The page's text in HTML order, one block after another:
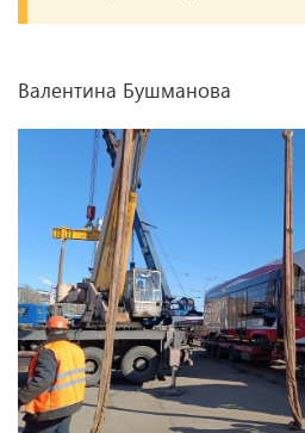
Валентина Бушманова